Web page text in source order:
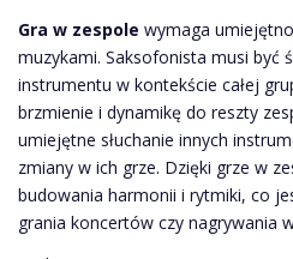
Gra w zespole wymaga
muzykami. Saksofonista musi być
instrumentu w kontekście całej
brzmienie i dynamikę do reszty
umiejętne słuchanie innych
zmiany w ich grze. Dzięki grze w
budowania harmonii i rytmiki, co
grania koncertów czy nagrywania